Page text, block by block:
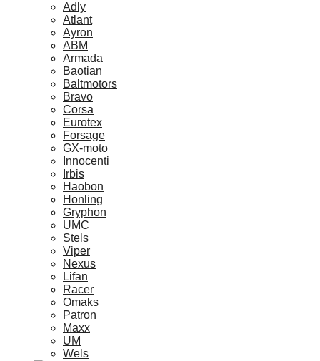
Adly
Atlant
Ayron
ABM
Armada
Baotian
Baltmotors
Bravo
Corsa
Eurotex
Forsage
GX-moto
Innocenti
Irbis
Haobon
Honling
Gryphon
UMC
Stels
Viper
Nexus
Lifan
Racer
Omaks
Patron
Maxx
UM
Wels